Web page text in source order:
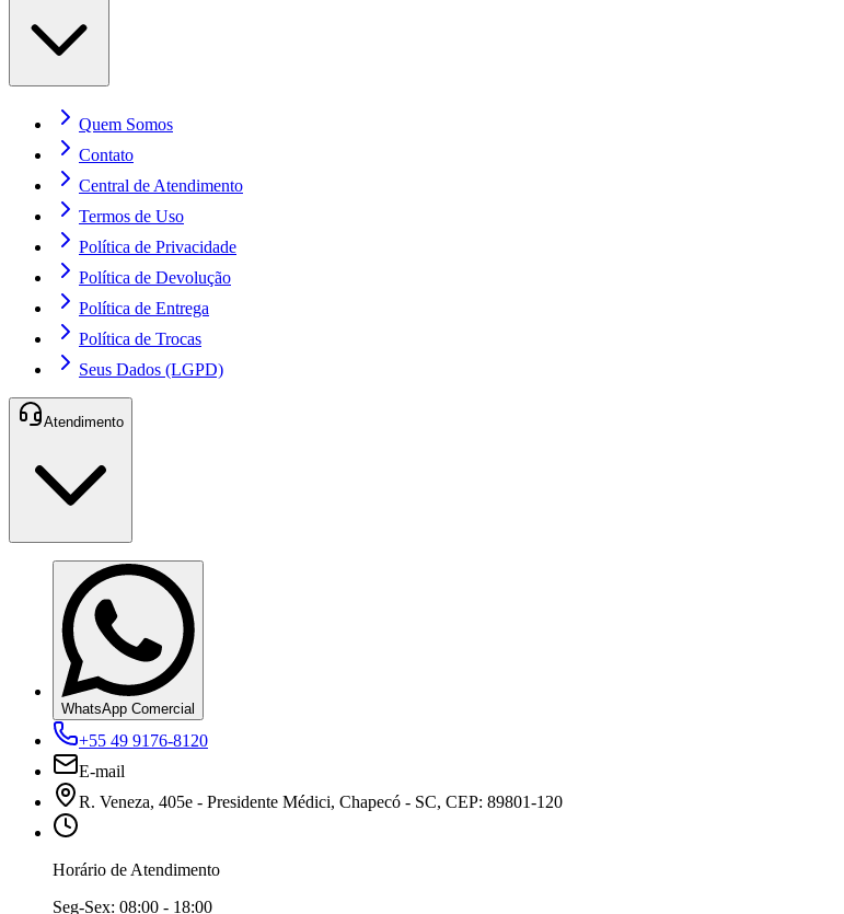
Quem Somos
Contato
Central de Atendimento
Termos de Uso
Política de Privacidade
Política de Devolução
Política de Entrega
Política de Trocas
Seus Dados (LGPD)
Atendimento
WhatsApp Comercial
+55 49 9176-8120
E-mail
R. Veneza, 405e - Presidente Médici, Chapecó - SC, CEP: 89801-120
Horário de Atendimento
Seg-Sex: 08:00 - 18:00